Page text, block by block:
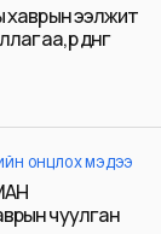
ээлжит
үр дүнг
ОНЦЛОХ МЭДЭЭ
чуулган